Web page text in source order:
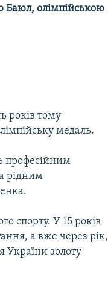
Баюл, олімпійською
років тому
медаль.
професійним
рідним
спорту. У 15 років
а вже через рік,
України золоту